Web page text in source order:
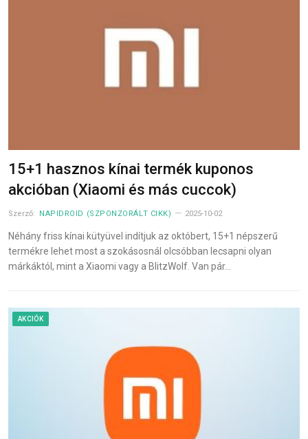
15+1 hasznos kínai termék kuponos
akcióban (Xiaomi és más cuccok)
Szerző: NAPIDROID (SZPONZORÁLT CIKK) 2025-10-02
Néhány friss kínai kütyüvel indítjuk az októbert, 15+1 népszerű
termékre lehet most a szokásosnál olcsóbban lecsapni olyan
márkáktól, mint a Xiaomi vagy a BlitzWolf. Van pár…
AKCIÓK